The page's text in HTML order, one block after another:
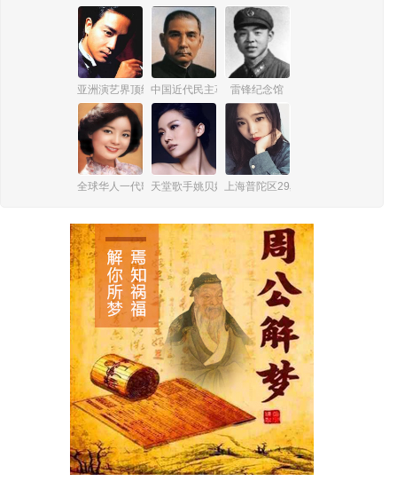
亚洲演艺界顶级巨星张国荣中国近代民主革命伟大先行者孙中山
雷锋纪念馆
全球华人一代歌后邓丽君
天堂歌手姚贝娜 上海普陀区29岁女孩杨俪萍